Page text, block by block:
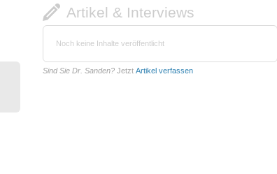
Artikel & Interviews
Noch keine Inhalte veröffentlicht
Sind Sie Dr. Sanden? Jetzt Artikel verfassen